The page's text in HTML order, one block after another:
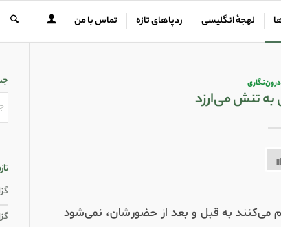
لهجهٔ انگلیسی ردپاهای تازه تماس با من
درون‌نگاری
تنش می‌ارزد
می‌کنند به قبل و بعد از حضورشان، نمی‌شود